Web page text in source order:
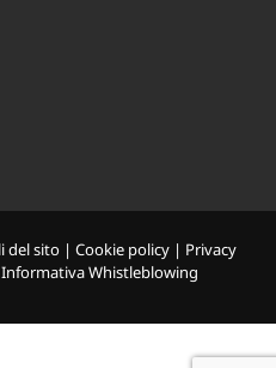
del sito| Cookie policy| Privacy
Informativa Whistleblowing